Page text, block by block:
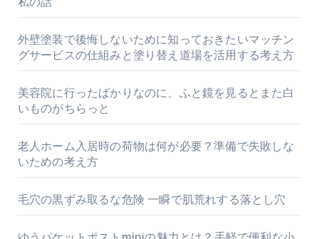
外壁塗装で後悔しないために知っておきたいマッチン
グサービスの仕組みと塗り替え道場を活用する考え方
美容院に行ったばかりなのに、ふと鏡を見るとまた白
いものがちらっと
老人ホーム入居時の荷物は何が必要？準備で失敗しな
いための考え方
毛穴の黒ずみ取るな危険 一瞬で肌荒れする落とし穴